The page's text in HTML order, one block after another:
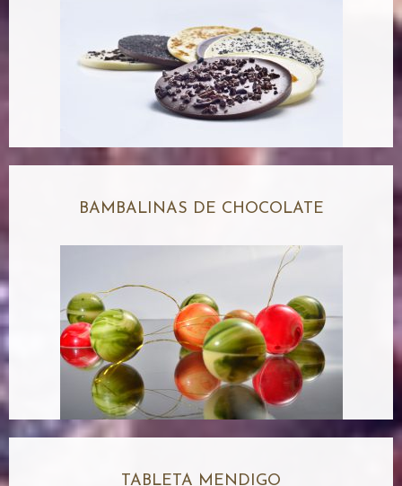
BAMBALINAS DE CHOCOLATE
TABLETA MENDIGO